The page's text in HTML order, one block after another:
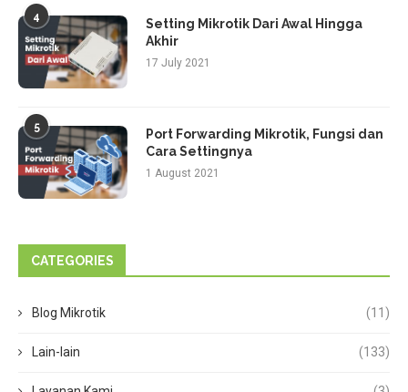
4
Setting Mikrotik Dari Awal Hingga
Akhir
17 July 2021
5
Port Forwarding Mikrotik, Fungsi dan
Cara Settingnya
1 August 2021
CATEGORIES
Blog Mikrotik (11)
Lain-lain (133)